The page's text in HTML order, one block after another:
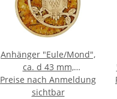
Anhänger "Eule/Mond",
ca. d 43 mm,
Bernstein/Birkenholz
zwischen 2
Preise nach Anmeldung
sichtbar